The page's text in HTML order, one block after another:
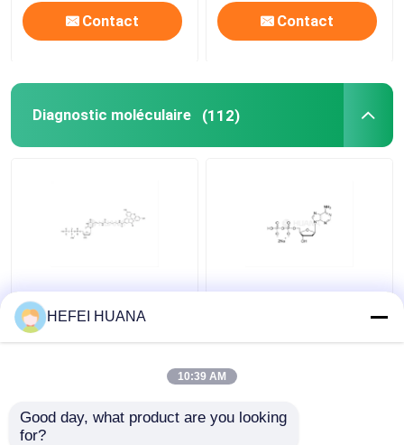
Contact Contact
Diagnostic moléculaire (112)
Fluorescéine-12-dUTP
Solution de sodium de
1 mM
DADP sel disodique
HEFEI HUANA
10:39 AM
Good day, what product are you looking
for?